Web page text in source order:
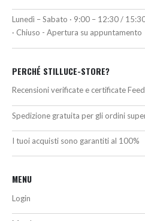
Lunedì – Sabato · 9:00 – 12:30 /
· Chiuso - Apertura su appuntamento
PERCHÉ STILLUCE-STORE?
Recensioni verificate e certificate
Spedizione gratuita per gli ordini
I tuoi acquisti sono garantiti al 100%
MENU
Login